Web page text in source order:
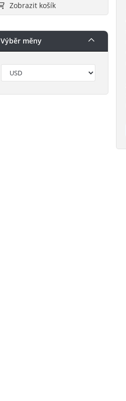
Zobrazit košík
Výběr měny